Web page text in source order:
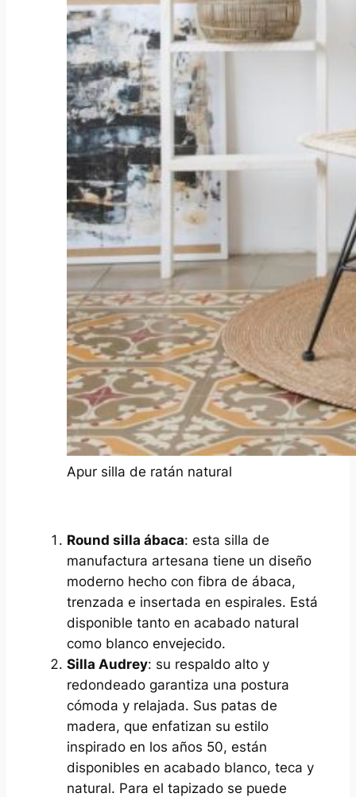
Apur silla de ratán natural
Round silla ábaca: esta silla de
manufactura artesana tiene un diseño
moderno hecho con fibra de ábaca,
trenzada e insertada en espirales. Está
disponible tanto en acabado natural
como blanco envejecido.
Silla Audrey: su respaldo alto y
redondeado garantiza una postura
cómoda y relajada. Sus patas de
madera, que enfatizan su estilo
inspirado en los años 50, están
disponibles en acabado blanco, teca y
natural. Para el tapizado se puede